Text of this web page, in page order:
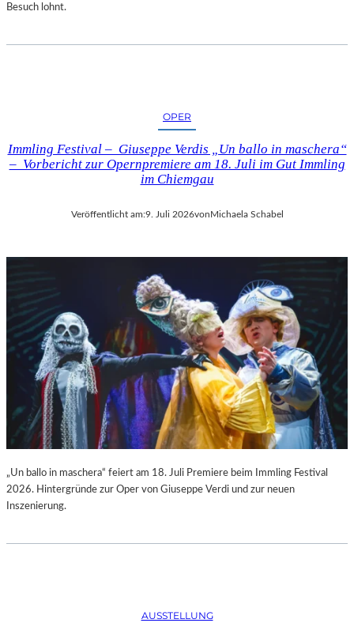
Besuch lohnt.
OPER
Immling Festival – Giuseppe Verdis „Un ballo in maschera“
– Vorbericht zur Opernpremiere am 18. Juli im Gut Immling
im Chiemgau
Veröffentlicht am:9. Juli 2026vonMichaela Schabel
„Un ballo in maschera“ feiert am 18. Juli Premiere beim Immling Festival
2026. Hintergründe zur Oper von Giuseppe Verdi und zur neuen
Inszenierung.
AUSSTELLUNG